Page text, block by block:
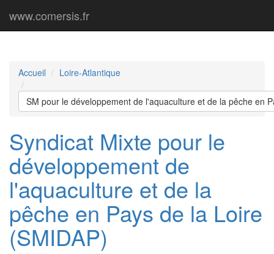
www.comersis.fr
Accueil Loire-Atlantique
SM pour le développement de l'aquaculture et de la pêche en
Syndicat Mixte pour le
développement de
l'aquaculture et de la
pêche en Pays de la Loire
(SMIDAP)